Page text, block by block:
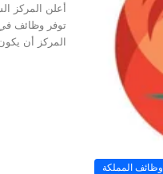
وظائف المملكة
أعلن المركز
توفر وظائف
المركز أن